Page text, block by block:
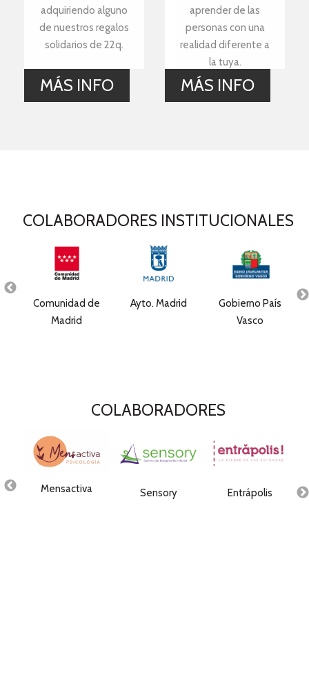
adquiriendo alguno
de nuestros regalos
solidarios de 22q.
MÁS INFO
aprender de las
personas con una
realidad diferente a
la tuya.
MÁS INFO
COLABORADORES INSTITUCIONALES
Comunidad de
Madrid
Ayto. Madrid
Gobierno País
Vasco
COLABORADORES
Mensactiva Sensory Entrápolis